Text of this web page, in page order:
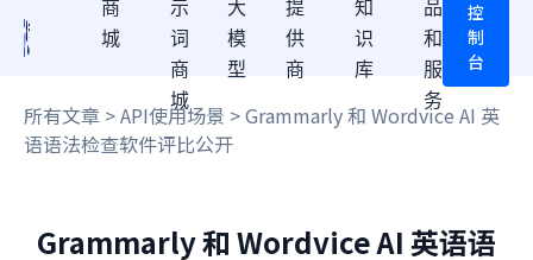
商
城
示
词
商
城
大
模
型
提
供
商
知
识
库
品
和
服
务
控
制
台
所有文章 >API使用场景 > Grammarly 和 Wordvice AI 英
语语法检查软件评比公开
Grammarly 和 Wordvice AI 英语语